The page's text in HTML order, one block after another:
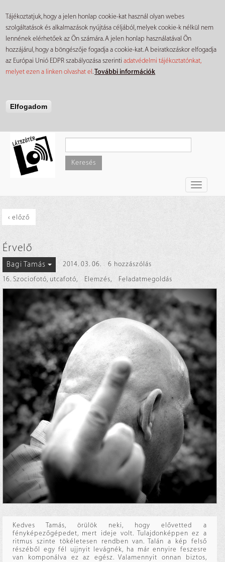
Tájékoztatjuk, hogy a jelen honlap cookie-kat használ olyan webes
szolgáltatások és alkalmazások nyújtása céljából, melyek cookie-k nélkül nem
lennének elérhetőek az Ön számára. A jelen honlap használatával Ön
hozzájárul, hogy a böngészője fogadja a cookie-kat. A beiratkozáskor elfogadja
az Európai Unió EDPR szabályozása szerintiadatvédelmi tájékoztatónkat,
melyet ezen a linken olvashat el.További információk
Elfogadom
tartalomra
Keresés
Toggle
‹ előző
Érvelő
Bagi Tamás 2014. 03. 06.
6 hozzászólás
16. Szociofotó, utcafotó, Elemzés, Feladatmegoldás
Kedves Tamás, örülök neki, hogy elővetted a
fényképezőgépedet, mert ideje volt. Tulajdonképpen ez a
ritmus szinte tökéletesen rendben van. Talán a kép felső
részéből egy fél ujjnyit levágnék, ha már ennyire feszesre
van komponálva ez az egész. Valamennyit onnan biztos,